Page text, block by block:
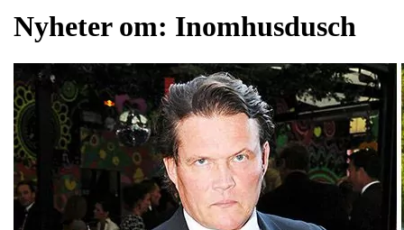
Nyheter om: Inomhusdusch